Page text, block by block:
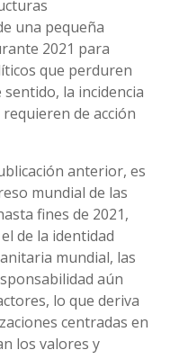
una pequeña
2021 para
que perduren
sentido, la incidencia
de acción
anterior, es
mundial de las
fines de 2021,
de la identidad
mundial, las
aún
lo que deriva
centradas en
los valores y